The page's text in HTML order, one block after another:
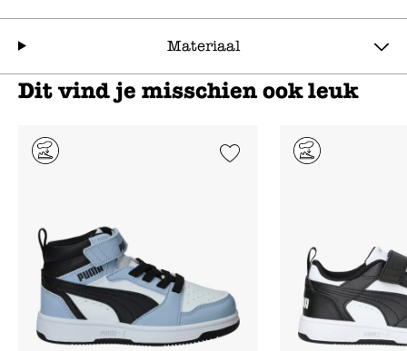
Materiaal
Dit vind je misschien ook leuk
Add to Wishlist